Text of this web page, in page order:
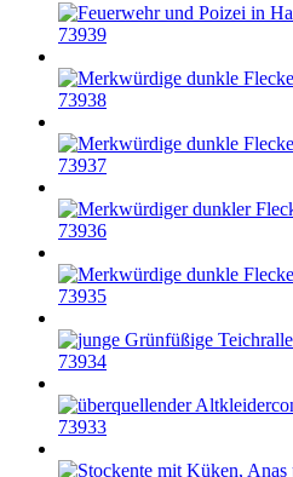
73939
73938
73937
73936
73935
73934
73933